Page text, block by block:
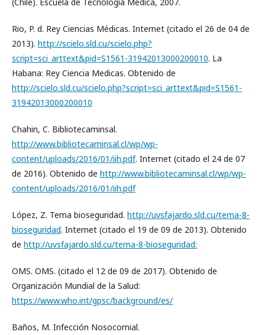
Rio, P. d. Rey Ciencias Médicas. Internet (citado el 26 de 04 de
2013). http://scielo.sld.cu/scielo.php?
script=sci_arttext&pid=S1561-31942013000200010. La
Habana: Rey Ciencia Medicas. Obtenido de
http://scielo.sld.cu/scielo.php?script=sci_arttext&pid=S1561-
31942013000200010
Chahin, C. Bibliotecaminsal.
http://www.bibliotecaminsal.cl/wp/wp-
content/uploads/2016/01/iih.pdf. Internet (citado el 24 de 07
de 2016). Obtenido de http://www.bibliotecaminsal.cl/wp/wp-
content/uploads/2016/01/iih.pdf
López, Z. Tema bioseguridad. http://uvsfajardo.sld.cu/tema-8-
bioseguridad. Internet (citado el 19 de 09 de 2013). Obtenido
de http://uvsfajardo.sld.cu/tema-8-bioseguridad:
OMS. OMS. (citado el 12 de 09 de 2017). Obtenido de
Organización Mundial de la Salud:
https://www.who.int/gpsc/background/es/
Baños, M. Infección Nosocomial.